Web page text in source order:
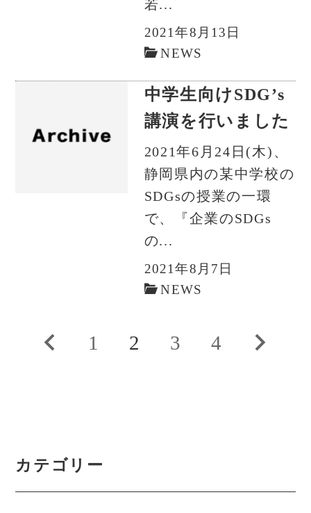
若...
2021年8月13日
NEWS
中学生向けSDG’s
講演を行いました
2021年6月24日(木)、
静岡県内の某中学校の
SDGsの授業の一環
で、『企業のSDGs
の...
2021年8月7日
NEWS
前1 2 3 4
次
カテゴリー